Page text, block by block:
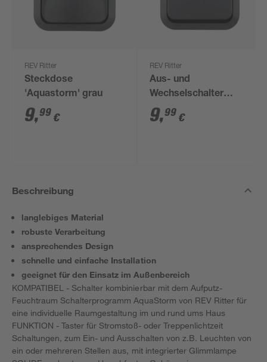
REV Ritter
Steckdose
'Aquastorm' grau
9,99 €
REV Ritter
Aus- und
Wechselschalter
'Aquastorm' grau
9,99 €
Beschreibung
langlebiges Material
robuste Verarbeitung
ansprechendes Design
schnelle und einfache Installation
geeignet für den Einsatz im Außenbereich
KOMPATIBEL - Schalter kombinierbar mit dem Aufputz-
Feuchtraum Schalterprogramm AquaStorm von REV Ritter für
eine individuelle Raumgestaltung im und rund ums Haus
FUNKTION - Taster für Stromstoß- oder Treppenlichtzeit
Schaltungen, zum Ein- und Ausschalten von z.B. Leuchten von
ein oder mehreren Stellen aus, mit integrierter Glimmlampe